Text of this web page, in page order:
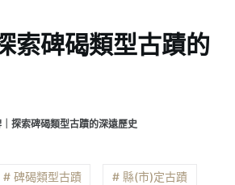
索碑碣類型古蹟的
探索碑碣類型古蹟的深遠歷史
# 碑碣類型古蹟 # 縣(市)定古蹟